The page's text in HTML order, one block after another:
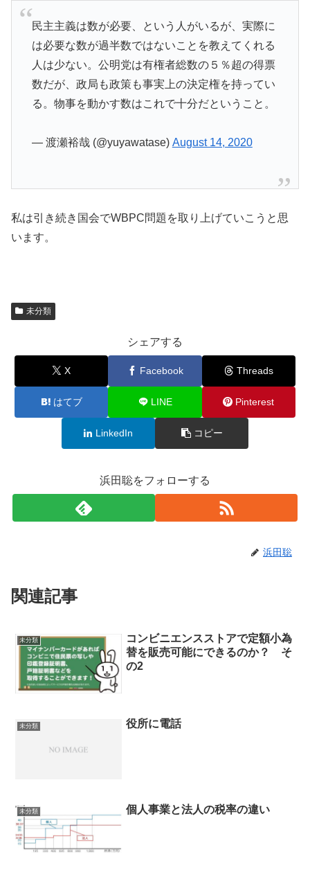
民主主義は数が必要、という人がいるが、実際に
は必要な数が過半数ではないことを教えてくれる
人は少ない。公明党は有権者総数の５％超の得票
数だが、政局も政策も事実上の決定権を持ってい
る。物事を動かす数はこれで十分だということ。
— 渡瀬裕哉 (@yuyawatase) August 14, 2020
私は引き続き国会でWBPC問題を取り上げていこうと思
います。
未分類
シェアする
X Facebook Threads
はてブ LINE Pinterest
LinkedIn コピー
浜田聡をフォローする
浜田聡
関連記事
未分類
コンビニエンスストアで定額小為
替を販売可能にできるのか？ そ
の2
未分類 役所に電話
未分類 個人事業と法人の税率の違い